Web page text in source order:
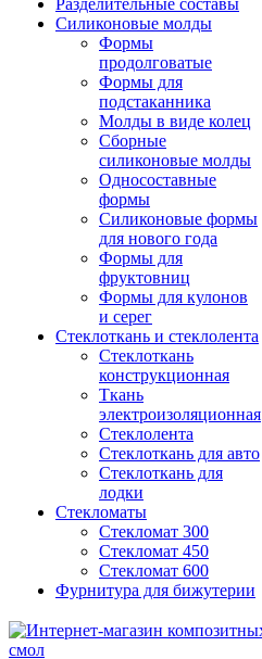
Разделительные составы
Силиконовые молды
Формы
продолговатые
Формы для
подстаканника
Молды в виде колец
Сборные
силиконовые молды
Односоставные
формы
Силиконовые формы
для нового года
Формы для
фруктовниц
Формы для кулонов
и серег
Стеклоткань и стеклолента
Стеклоткань
конструкционная
Ткань
электроизоляционная
Стеклолента
Стеклоткань для авто
Стеклоткань для
лодки
Стекломаты
Стекломат 300
Стекломат 450
Стекломат 600
Фурнитура для бижутерии